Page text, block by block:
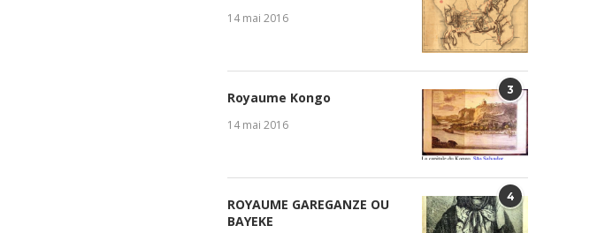
14 mai 2016
3
Royaume Kongo
14 mai 2016
4
ROYAUME GAREGANZE OU
BAYEKE